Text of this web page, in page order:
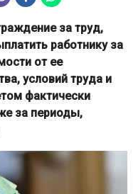
за труд,
работнику за
от ее
условий труда и
фактически
за периоды,